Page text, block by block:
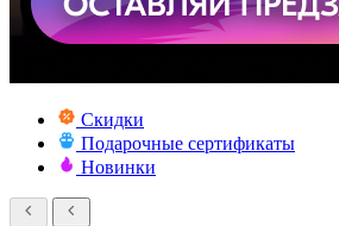
Скидки
Подарочные сертификаты
Новинки